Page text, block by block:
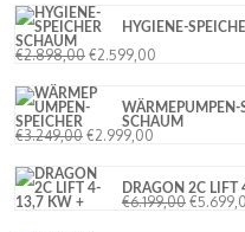
HYGIENE-
SCHAUM
€2.898,00 €2.599,00
WÄRMEPUMPEN-
SCHAUM
€3.249,00 €2.999,00
DRAGON 2C LIFT
€6.199,00 €